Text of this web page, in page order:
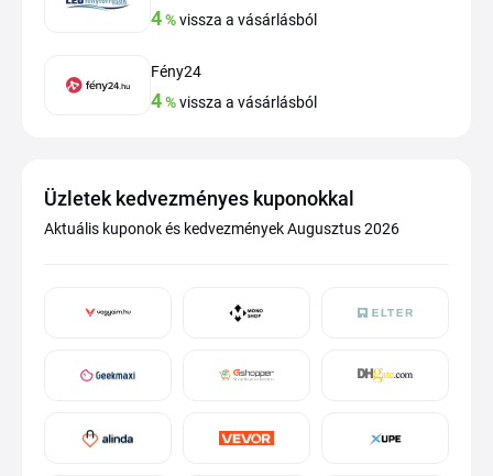
4%vissza a vásárlásból
Fény24
4%vissza a vásárlásból
Üzletek kedvezményes kuponokkal
Aktuális kuponok és kedvezmények Augusztus 2026